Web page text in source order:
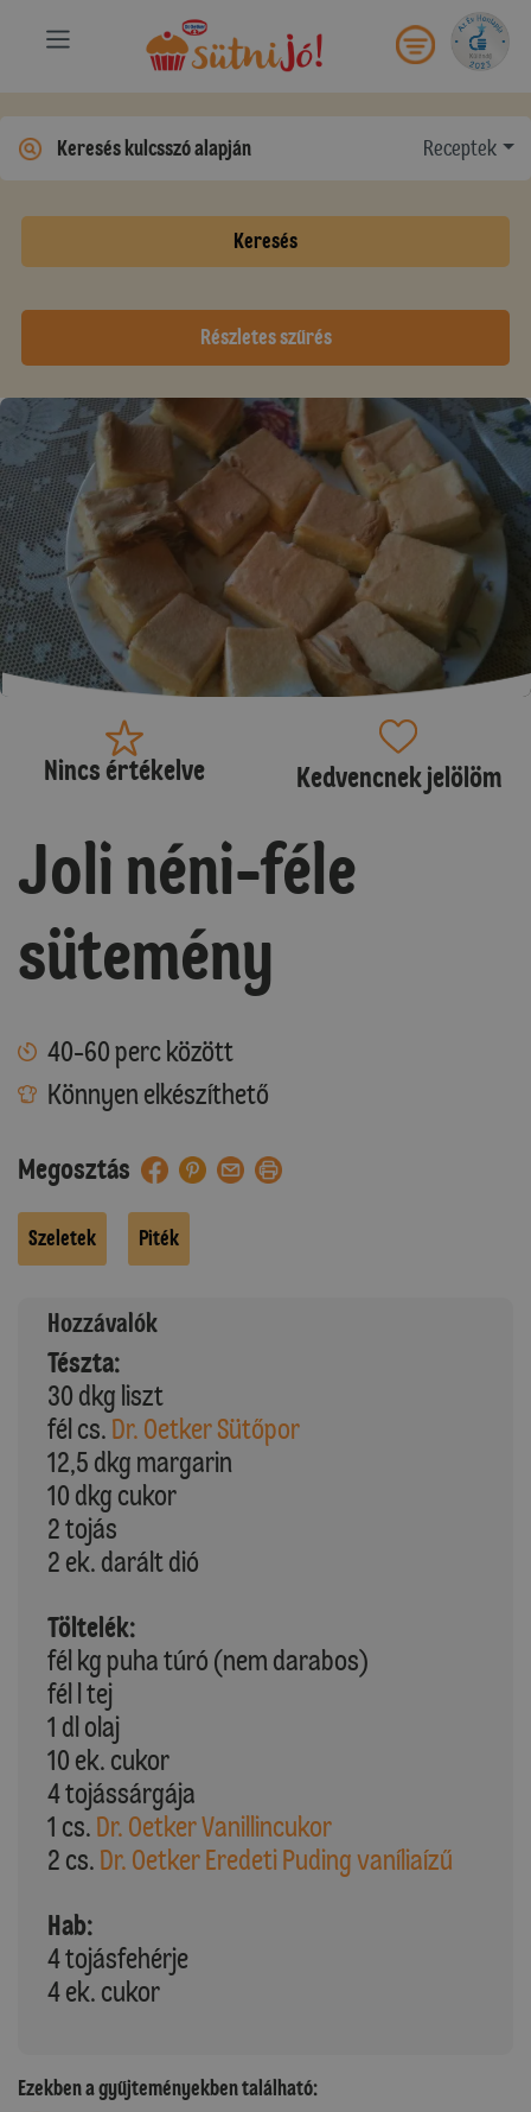
Receptek
Keresés
Részletes szűrés
Nincs értékelve Kedvencnek jelölöm
Joli néni-féle
sütemény
40-60 perc között
Könnyen elkészíthető
Megosztás
Szeletek Piték
Hozzávalók
Tészta:
30 dkg liszt
fél cs. Dr. Oetker Sütőpor
12,5 dkg margarin
10 dkg cukor
2 tojás
2 ek. darált dió
Töltelék:
fél kg puha túró (nem darabos)
fél l tej
1 dl olaj
10 ek. cukor
4 tojássárgája
1 cs. Dr. Oetker Vanillincukor
2 cs. Dr. Oetker Eredeti Puding vaníliaízű
Hab:
4 tojásfehérje
4 ek. cukor
Ezekben a gyűjteményekben található: